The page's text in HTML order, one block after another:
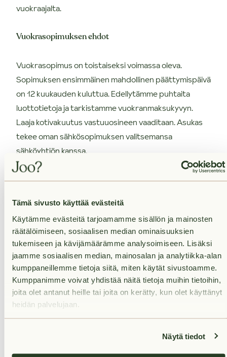
Tämä sivusto käyttää evästeitä
Käytämme evästeitä tarjoamamme sisällön ja mainosten
räätälöimiseen, sosiaalisen median ominaisuuksien
tukemiseen ja kävijämäärämme analysoimiseen. Lisäksi
jaamme sosiaalisen median, mainosalan ja analytiikka-alan
kumppaneillemme tietoja siitä, miten käytät sivustoamme.
Kumppanimme voivat yhdistää näitä tietoja muihin tietoihin,
joita olet antanut heille tai joita on kerätty, kun olet käyttänyt
heidän palvelujaan.
Näytä tiedot
vuokraajalta.
Vuokrasopimuksen ehdot
Vuokrasopimus on toistaiseksi voimassa oleva.
Sopimuksen ensimmäinen mahdollinen päättymispäivä
on 12 kuukauden kuluttua. Edellytämme puhtaita
luottotietoja ja tarkistamme vuokranmaksukyvyn.
Laaja kotivakuutus vastuuosineen vaaditaan. Asukas
tekee oman sähkösopimuksen valitsemansa
sähköyhtiön kanssa.
Olisiko tässä uusi kotisi?
Varaa asunto itsellesi klikkaamalla "Vuokraa asunto" ja
muuta uuteen huolettomaan kotiisi! Varausta
tehdessä voit kertoa meille, haluatko käydä
asuntonäytöllä ennen vuokrasopimuksen
allekirjoittamista. Olemme sinuun yhteydessä
mahdollisimman pian varauksesi vastaanottamisen
jälkeen.